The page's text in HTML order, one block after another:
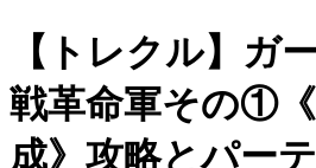
【トレクル】ガ
戦革命軍その①
成》攻略とパー